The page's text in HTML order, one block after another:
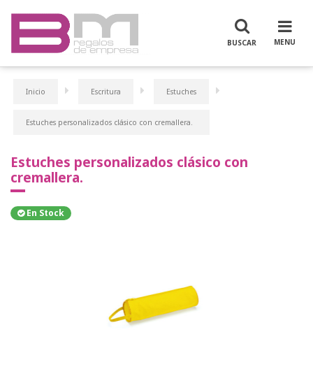
Inicio Escritura Estuches
Estuches personalizados clásico con cremallera.
Estuches personalizados clásico con
cremallera.
En Stock